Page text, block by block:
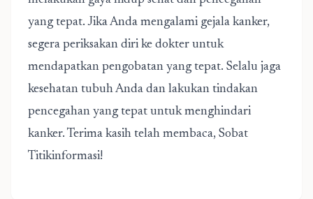
yang tepat. Jika Anda mengalami gejala kanker,
segera periksakan diri ke dokter untuk
mendapatkan pengobatan yang tepat. Selalu jaga
kesehatan tubuh Anda dan lakukan tindakan
pencegahan yang tepat untuk menghindari
kanker. Terima kasih telah membaca, Sobat
Titikinformasi!